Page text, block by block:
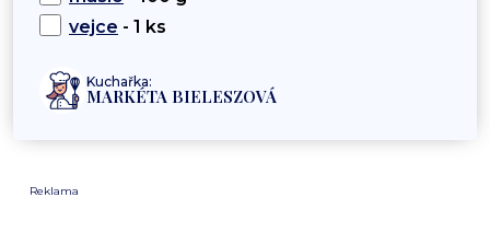
vejce - 1 ks
Kuchařka:
MARKÉTA BIELESZOVÁ
Reklama